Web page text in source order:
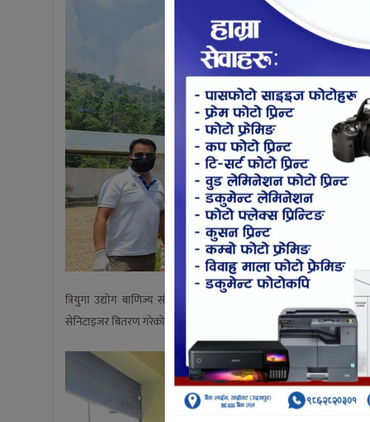
त्रियुगा उद्योग बाणिज्य संघ उदयपुर गाइघाटका प्रथम उपाध्यक्ष रमेश
सेनिटाइजर बितरण गरेको हो ।